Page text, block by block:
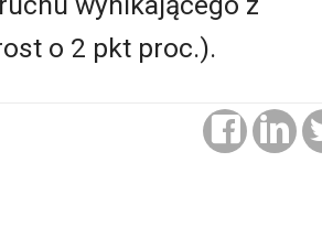
o 2 pkt proc.).